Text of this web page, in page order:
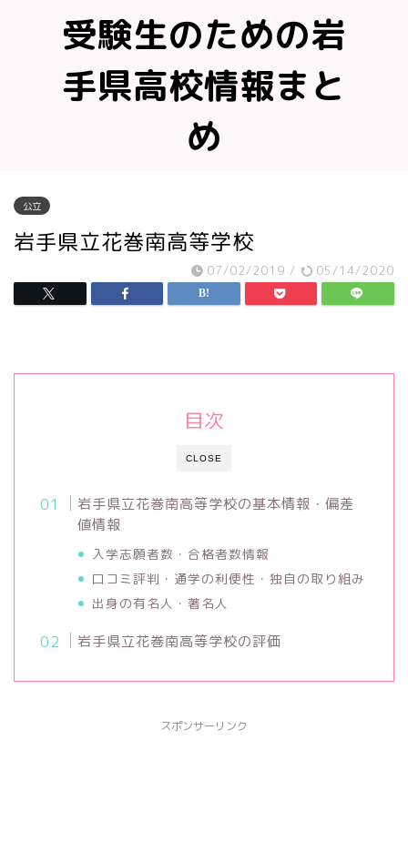
受験生のための岩
手県高校情報まと
め
公立
岩手県立花巻南高等学校
07/02/2019 / 05/14/2020
CLOSE
目次
岩手県立花巻南高等学校の基本情報・偏差
値情報
入学志願者数・合格者数情報
口コミ評判・通学の利便性・独自の取り組み
出身の有名人・著名人
岩手県立花巻南高等学校の評価
スポンサーリンク